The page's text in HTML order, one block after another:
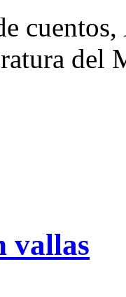
cuentos,
del
vallas